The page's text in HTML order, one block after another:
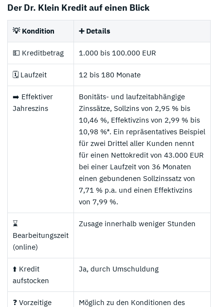
Der Dr. Klein Kredit auf einen Blick
💡 Kondition ➕ Details
💵 Kreditbetrag 1.000 bis 100.000 EUR
🗓️ Laufzeit 12 bis 180 Monate
➡️ Effektiver
Jahreszins
Bonitäts- und laufzeitabhängige
Zinssätze, Sollzins von 2,95 % bis
10,46 %, Effektivzins von 2,99 % bis
10,98 %*. Ein repräsentatives Beispiel
für zwei Drittel aller Kunden nennt
für einen Nettokredit von 43.000 EUR
bei einer Laufzeit von 36 Monaten
einen gebundenen Sollzinssatz von
7,71 % p.a. und einen Effektivzins
von 7,99 %.
⌛
Bearbeitungszeit
(online)
Zusage innerhalb weniger Stunden
⬆️ Kredit
aufstocken
Ja, durch Umschuldung
❓ Vorzeitige
Möglich zu den Konditionen des